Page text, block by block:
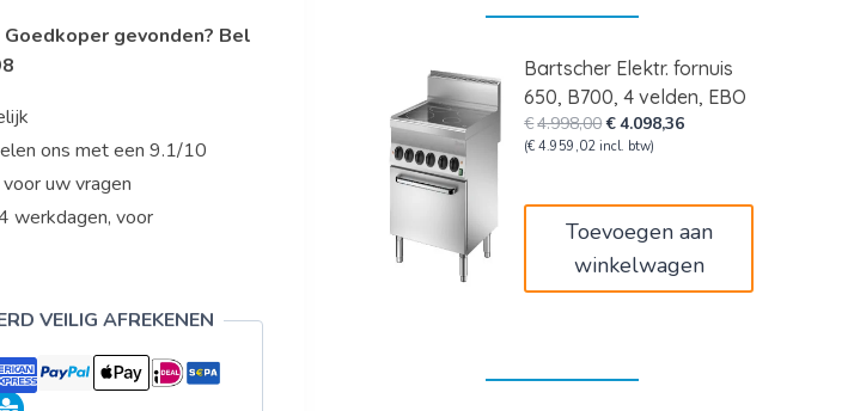
gevonden? Bel
ons met een 9.1/10
uw vragen
werkdagen, voor
VEILIG AFREKENEN
Bartscher Elektr. fornuis
650, B700, 4 velden, EBO
€4.998,00Oorspronkelijke
prijs
€4.098,36Huidige
(€ 4.959,02 incl. btw)
Toevoegen aan
winkelwagen